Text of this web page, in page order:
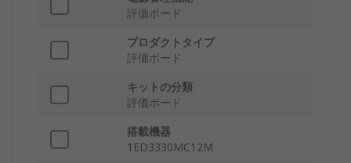
評価ボード
プロダクトタイプ
評価ボード
キットの分類
評価ボード
搭載機器
1ED3330MC12M